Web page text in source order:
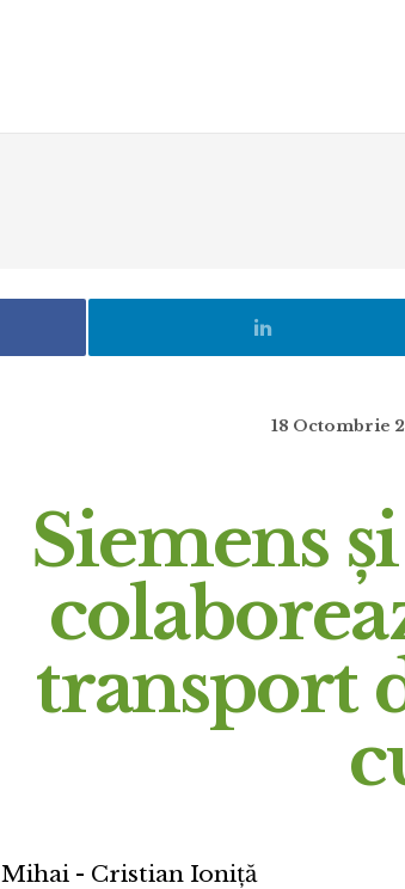
18 Octombrie
Siemens
transport
Mihai - Cristian Ioniță